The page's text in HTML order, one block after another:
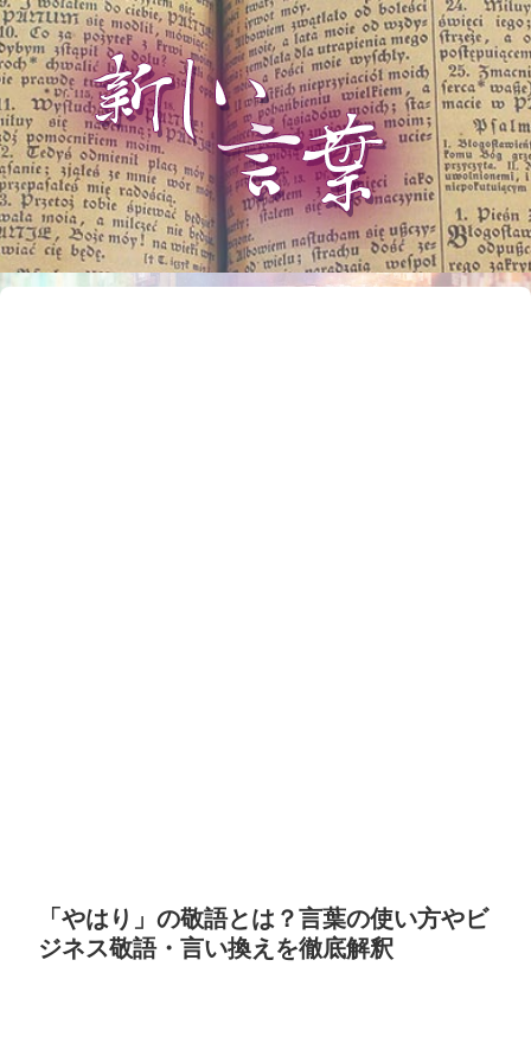
「やはり」の敬語とは？言葉の使い方やビ
ジネス敬語・言い換えを徹底解釈